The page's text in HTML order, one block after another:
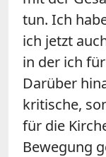
tun. Ich
ich jetzt
in der ich
Darüber
kritische,
für die
Bewegung